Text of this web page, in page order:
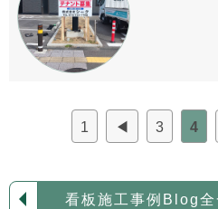
ご相談からの流
個人情報保護
1 ◀ 3 4
看板施工事例Blog全